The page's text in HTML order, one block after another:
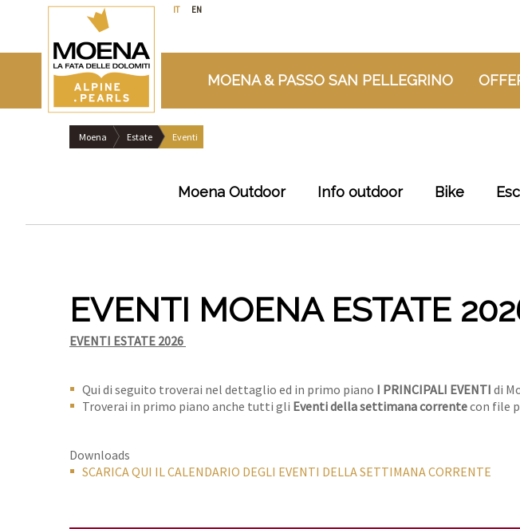
IT EN
MOENA & PASSO SAN PELLEGRINO
Moena Estate Eventi
Moena Outdoor Info outdoor Bike
EVENTI MOENA ESTATE
EVENTI ESTATE 2026
Qui di seguito troverai nel dettaglio ed in primo piano I PRINCIPALI EVENTI di
Troverai in primo piano anche tutti gli Eventi della settimana correntecon file
Downloads
SCARICA QUI IL CALENDARIO DEGLI EVENTI DELLA SETTIMANA CORRENTE